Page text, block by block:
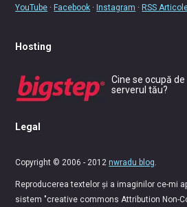
YouTube · Facebook · Instagram · RSS
Hosting
Cine se ocupă de
serverul tău?
Legal
Copyright © 2006 - 2012nwradu blog.
Reproducerea textelor și a imaginilor ce-mi
sistem "creative commons Attribution Non-